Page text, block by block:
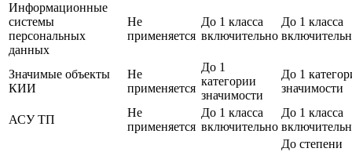
Информационные
системы
персональных
данных
Не
применяется
До 1 класса
включительно
До 1 класса
Значимые объекты
КИИ
Не
применяется
До 1
категории
значимости
До 1
значимости
АСУ ТП
Не
применяется
До 1 класса
включительно
До 1 класса
До степени